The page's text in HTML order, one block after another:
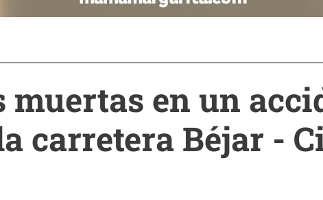
muertas en un
carretera Béjar -